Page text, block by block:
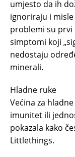
umjesto da ih
ignoriraju i misle
problemi su prvi
simptomi koji
nedostaju
minerali.
Hladne ruke
Većina za
imunitet ili
pokazala kako
Littlethings.